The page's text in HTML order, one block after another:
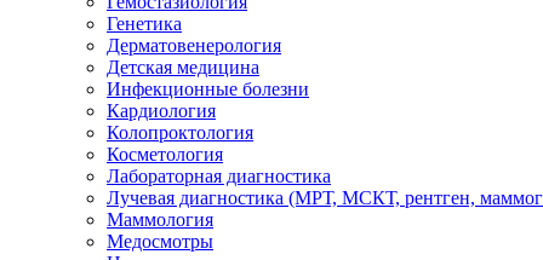
Генетика
Дерматовенерология
Детская медицина
Инфекционные болезни
Кардиология
Колопроктология
Косметология
Лабораторная диагностика
Лучевая диагностика (МРТ, МСКТ, рентген,
Маммология
Медосмотры